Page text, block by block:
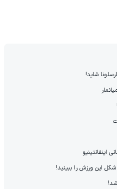
شاید!
اینفانتینیو
این ورزش را ببینید!
شد!